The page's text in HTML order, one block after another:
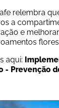
relembra
a
e
aqui:
- Prevenção